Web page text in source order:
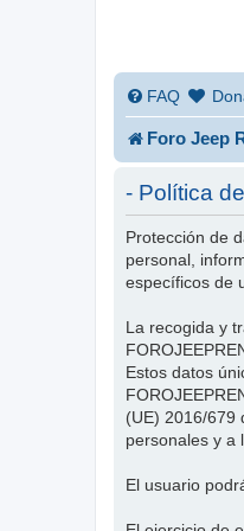
FAQ
Foro Jeep
- Política
Protección de
personal,
específicos de
La recogida y
Estos datos
(UE) 2016/679
personales y a
El usuario